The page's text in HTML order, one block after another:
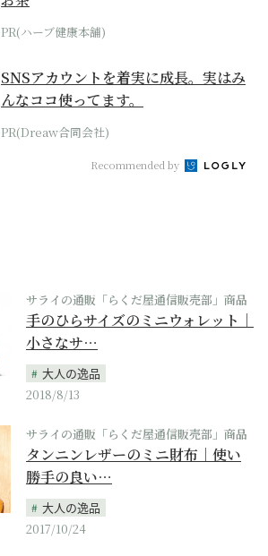
PR(ハーブ健康本舗)
SNSアカウントを着実に成長。実はみ
んなココ使ってます。
PR(Dreaw合同会社)
Recommended by
サライの通販「らくだ屋通信販売部」商品
手のひらサイズのミニウォレット｜
小さなサ…
大人の逸品
2018/8/13
サライの通販「らくだ屋通信販売部」商品
タンニンレザーのミニ財布｜使い
勝手の良い…
大人の逸品
2017/10/24